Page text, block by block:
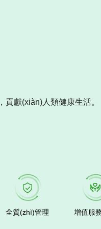
(xiàn)人類健康生活。
全質(zhì)管理 增值服